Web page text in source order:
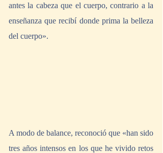
antes la cabeza que el cuerpo, contrario a la
enseñanza que recibí donde prima la belleza
del cuerpo».
A modo de balance, reconoció que «han sido
tres años intensos en los que he vivido retos